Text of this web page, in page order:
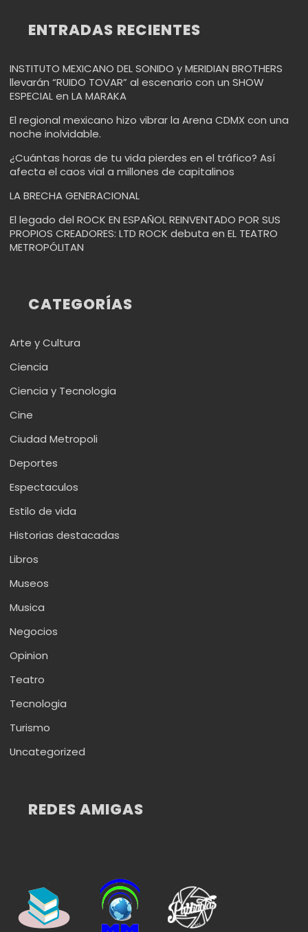
ENTRADAS RECIENTES
INSTITUTO MEXICANO DEL SONIDO y MERIDIAN BROTHERS
llevarán “RUIDO TOVAR” al escenario con un SHOW
ESPECIAL en LA MARAKA
El regional mexicano hizo vibrar la Arena CDMX con una
noche inolvidable.
¿Cuántas horas de tu vida pierdes en el tráfico? Así
afecta el caos vial a millones de capitalinos
LA BRECHA GENERACIONAL
El legado del ROCK EN ESPAÑOL REINVENTADO POR SUS
PROPIOS CREADORES: LTD ROCK debuta en EL TEATRO
METROPÓLITAN
CATEGORÍAS
Arte y Cultura
Ciencia
Ciencia y Tecnologia
Cine
Ciudad Metropoli
Deportes
Espectaculos
Estilo de vida
Historias destacadas
Libros
Museos
Musica
Negocios
Opinion
Teatro
Tecnologia
Turismo
Uncategorized
REDES AMIGAS